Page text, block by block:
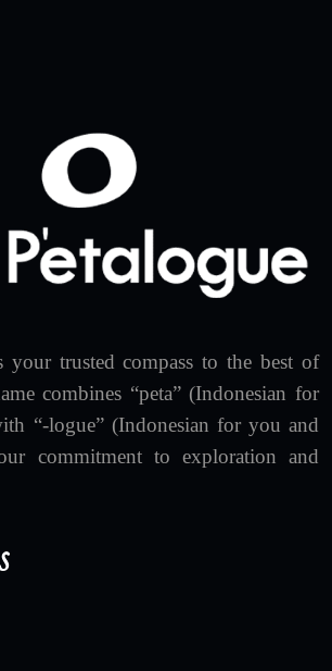
your trusted compass to the best of
combines “peta” (Indonesian for
“-logue” (Indonesian for you and
commitment to exploration and